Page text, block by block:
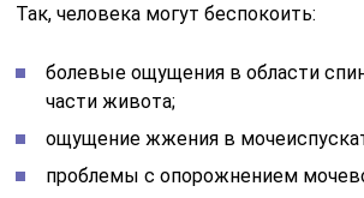
Так, человека могут беспокоить:
болевые ощущения в области
части живота;
ощущение жжения в
проблемы с опорожнением